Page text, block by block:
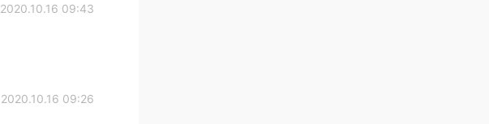
2020.10.16 09:43
2020.10.16 09:26